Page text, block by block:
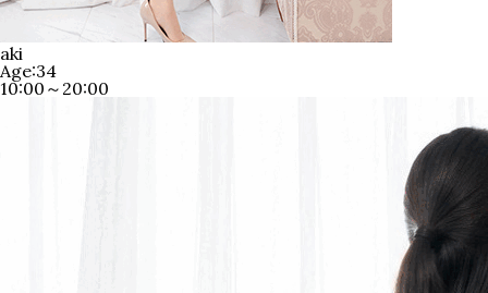
aki
Age:34
10:00～20:00